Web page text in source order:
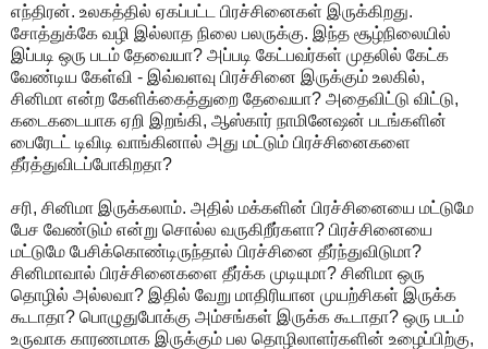
எந்திரன். உலகத்தில் ஏகப்பட்ட பிரச்சினைகள் இருக்கிறது.
சோத்துக்கே வழி இல்லாத நிலை பலருக்கு. இந்த சூழ்நிலையில்
இப்படி ஒரு படம் தேவையா? அப்படி கேட்பவர்கள் முதலில் கேட்க
வேண்டிய கேள்வி - இவ்வளவு பிரச்சினை இருக்கும் உலகில்,
சினிமா என்ற கேளிக்கைத்துறை தேவையா? அதைவிட்டு விட்டு,
கடைகடையாக ஏறி இறங்கி, ஆஸ்கார் நாமினேஷன் படங்களின்
பைரேடட் டிவிடி வாங்கினால் அது மட்டும் பிரச்சினைகளை
தீர்த்துவிடப்போகிறதா?
சரி, சினிமா இருக்கலாம். அதில் மக்களின் பிரச்சினையை மட்டுமே
பேச வேண்டும் என்று சொல்ல வருகிறீர்களா? பிரச்சினையை
மட்டுமே பேசிக்கொண்டிருந்தால் பிரச்சினை தீர்ந்துவிடுமா?
சினிமாவால் பிரச்சினைகளை தீர்க்க முடியுமா? சினிமா ஒரு
தொழில் அல்லவா? இதில் வேறு மாதிரியான முயற்சிகள் இருக்க
கூடாதா? பொழுதுபோக்கு அம்சங்கள் இருக்க கூடாதா? ஒரு படம்
உருவாக காரணமாக இருக்கும் பல தொழிலாளர்களின் உழைப்பிற்கு,